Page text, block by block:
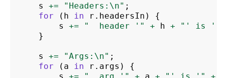
s += "Headers:\n" ;
for
( h in r . headersIn )
{
s
+= "  header '" + h + "' is '"
}
s += "Args:\n" ;
for
( a in r . args )
{
s
+= "  arg '" + a + "' is '" +